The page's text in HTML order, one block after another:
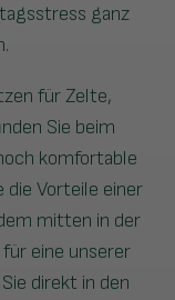
ganz
für Zelte,
Sie beim
komfortable
die Vorteile einer
mitten in der
eine unserer
direkt in den